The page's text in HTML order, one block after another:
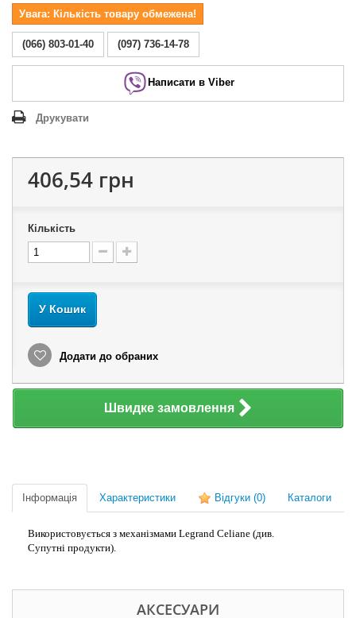
Увага: Кількість товару обмежена!
(066) 803-01-40 (097) 736-14-78
Написати в Viber
Друкувати
406,54 грн
Кількість
У Кошик
Додати до обраних
Швидке замовлення
Інформація Характеристики Відгуки (0) Каталоги
Використовується з механізмами Legrand Celiane (див.
Супутні продукти).
АКСЕСУАРИ